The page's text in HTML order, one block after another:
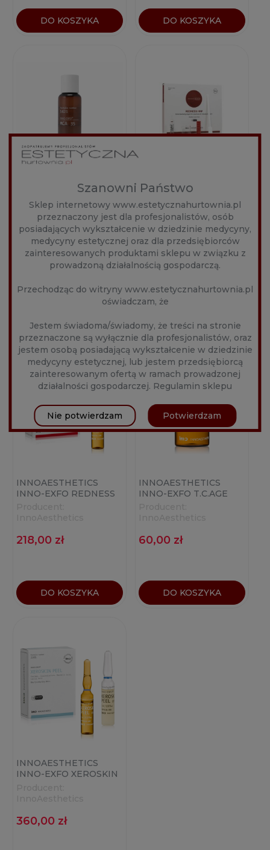
DO KOSZYKA DO KOSZYKA
INNOAESTHETICS
INNO-EXFO MCA 35
(1X5ML)
Producent:
InnoAesthetics
85,00 zł
INNOAESTHETICS
INNO-EXFO REDNESS
HRP (4*2ML)
Producent:
InnoAesthetics
250,00 zł
POWIADOM O
INNOAESTHETICS
INNO-EXFO REDNESS
218,00 zł
DO KOSZYKA
INNOAESTHETICS
INNO-EXFO T.C.AGE
60,00 zł
DO KOSZYKA
nowość
INNOAESTHETICS
INNO-EXFO XEROSKIN
360,00 zł
Szanowni Państwo
Sklep internetowy www.estetycznahurtownia.pl
przeznaczony jest dla profesjonalistów, osób
posiadających wykształcenie w dziedzinie medycyny,
medycyny estetycznej oraz dla przedsiębiorców
zainteresowanych produktami sklepu w związku z
prowadzoną działalnością gospodarczą.
Przechodząc do witryny www.estetycznahurtownia.pl
oświadczam, że
Jestem świadoma/świadomy, że treści na stronie
przeznaczone są wyłącznie dla profesjonalistów, oraz
jestem osobą posiadającą wykształcenie w dziedzinie
medycyny estetycznej, lub jestem przedsiębiorcą
zainteresowanym ofertą w ramach prowadzonej
działalności gospodarczej. Regulamin sklepu
Nie potwierdzam Potwierdzam